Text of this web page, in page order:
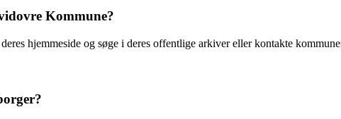
Kommune?
hjemmeside og søge i deres offentlige arkiver eller kontakte